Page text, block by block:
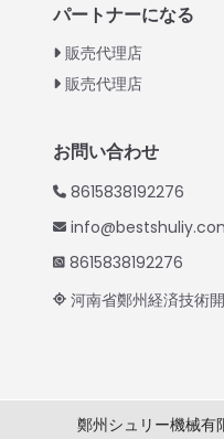
パートナーになる
販売代理店
販売代理店
お問い合わせ
8615838192276
8615838192276
河南省鄭州経済技術
鄭州シュリー機械